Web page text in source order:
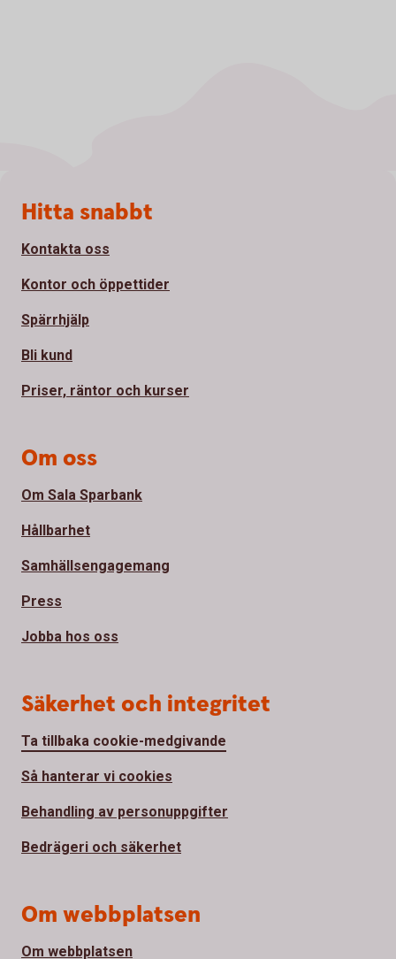
Sidfot
Hitta snabbt
Kontakta oss
Kontor och öppettider
Spärrhjälp
Bli kund
Priser, räntor och kurser
Om oss
Om Sala Sparbank
Hållbarhet
Samhällsengagemang
Press
Jobba hos oss
Säkerhet och integritet
Ta tillbaka cookie-medgivande
Så hanterar vi cookies
Behandling av personuppgifter
Bedrägeri och säkerhet
Om webbplatsen
Om webbplatsen